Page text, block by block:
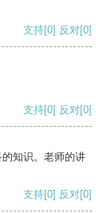
支持[0] 反对[0]
支持[0] 反对[0]
知识。老师的讲
支持[0] 反对[0]